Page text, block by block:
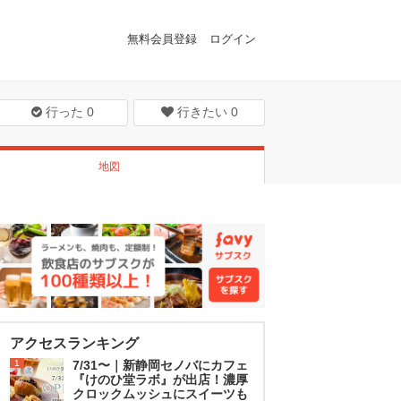
無料会員登録 ログイン
行った 0 行きたい 0
地図
アクセスランキング
1
7/31〜｜新静岡セノバにカフェ
『けのひ堂ラボ』が出店！濃厚
クロックムッシュにスイーツも